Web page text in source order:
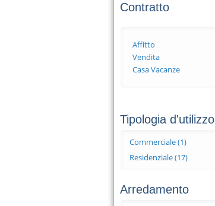
Contratto
Affitto
Vendita
Casa Vacanze
Tipologia d'utilizzo
Commerciale (1)
Residenziale (17)
Arredamento